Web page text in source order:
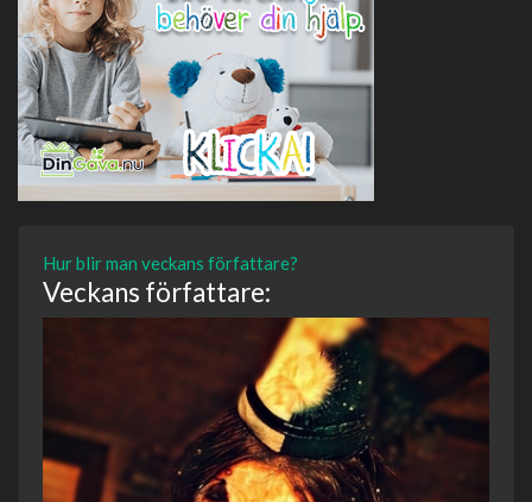
Hur blir man veckans författare?
Veckans författare: